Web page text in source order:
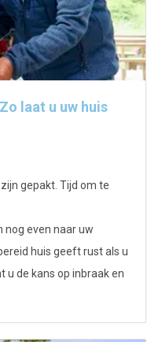
laat u uw huis
gepakt. Tijd om te
nog even naar uw
huis geeft rust als u
u de kans op inbraak en